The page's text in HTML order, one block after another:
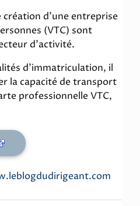
création d'une entreprise
(VTC) sont
d'activité.
d'immatriculation, il
la capacité de transport
professionnelle VTC,